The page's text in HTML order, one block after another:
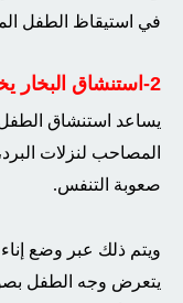
في استيقاظ الطفل
2-استنشاق البخار يخفف من أعراض البرد
يساعد استنشاق الطفل
المصاحب لنزلات
صعوبة التنفس.
ويتم ذلك عبر وضع
يتعرض وجه الطفل